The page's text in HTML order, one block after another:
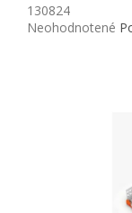
130824
Priemerné
Neohodnotené